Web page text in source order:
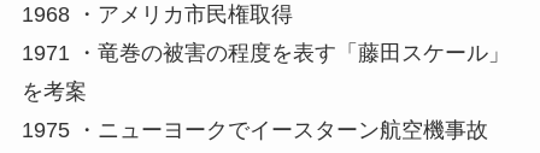
1968 ・アメリカ市民権取得
1971 ・竜巻の被害の程度を表す「藤田スケール」
を考案
1975 ・ニューヨークでイースターン航空機事故